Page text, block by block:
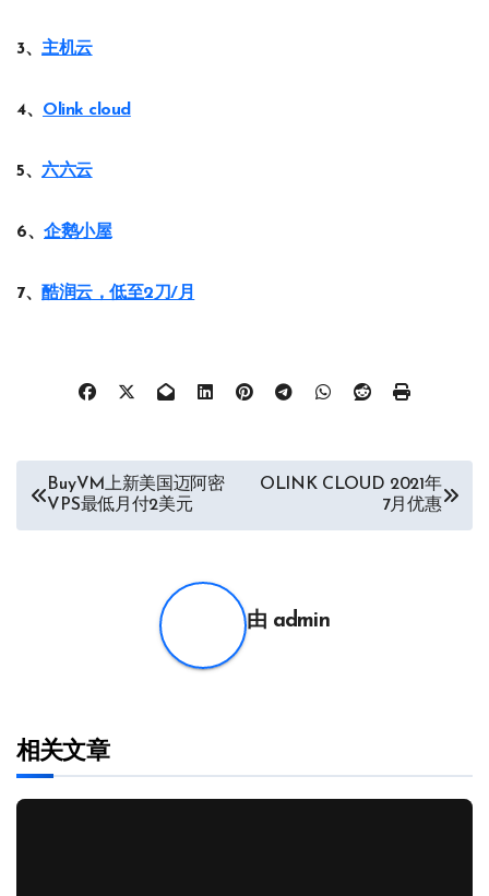
3、主机云
4、 Olink cloud
5、六六云
6、企鹅小屋
7、酷润云，低至2刀/月
BuyVM上新美国迈阿密
VPS最低月付2美元
OLINK CLOUD 2021年
7月优惠
由 admin
相关文章